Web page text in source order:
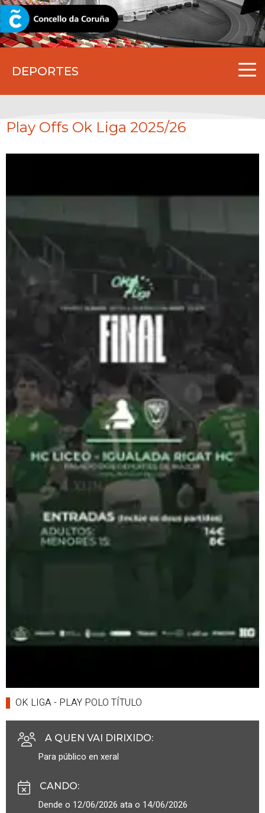
DEPORTES
CORUNA.GAL
Play Offs Ok Liga 2025/26
OK LIGA - PLAY POLO TÍTULO
A QUEN VAI DIRIXIDO:
Para público en xeral
CANDO:
Dende o 12/06/2026 ata o 14/06/2026